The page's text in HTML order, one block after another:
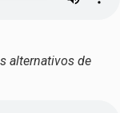
alternativos de